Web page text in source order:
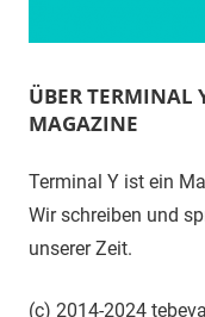
ÜBER TERMINAL
MAGAZINE
Terminal Y ist ein
Wir schreiben und
unserer Zeit.
(c) 2014-2024